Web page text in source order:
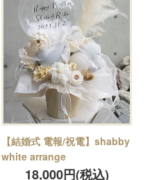
【結婚式 電報/祝電】shabby
white arrange
18,000円(税込)